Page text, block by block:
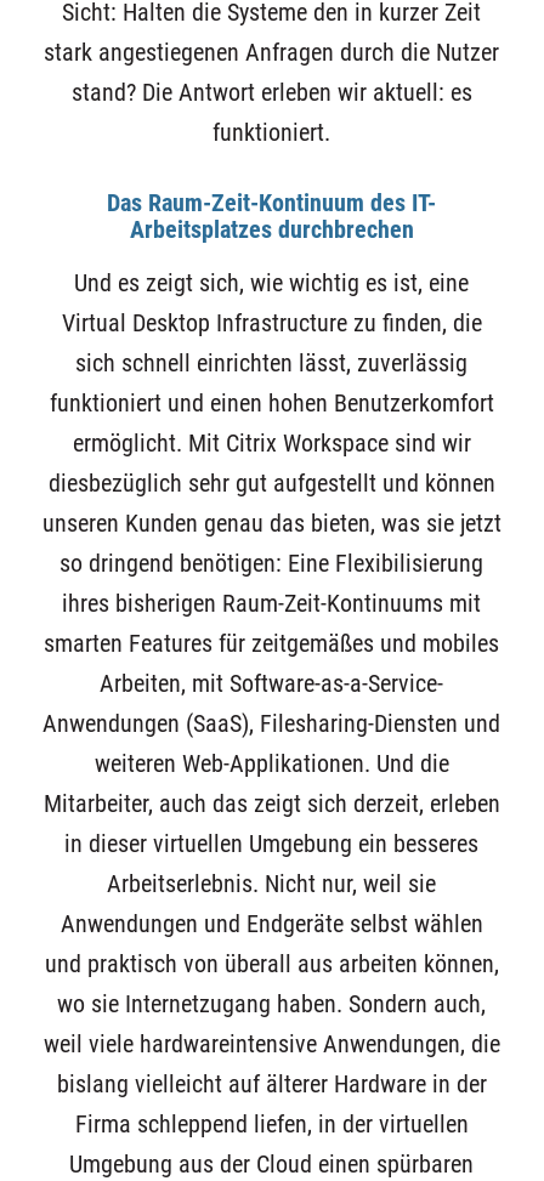
Sicht: Halten die Systeme den in kurzer Zeit
stark angestiegenen Anfragen durch die Nutzer
stand? Die Antwort erleben wir aktuell: es
funktioniert.
Das Raum-Zeit-Kontinuum des IT-
Arbeitsplatzes durchbrechen
Und es zeigt sich, wie wichtig es ist, eine
Virtual Desktop Infrastructure zu finden, die
sich schnell einrichten lässt, zuverlässig
funktioniert und einen hohen Benutzerkomfort
ermöglicht. Mit Citrix Workspace sind wir
diesbezüglich sehr gut aufgestellt und können
unseren Kunden genau das bieten, was sie jetzt
so dringend benötigen: Eine Flexibilisierung
ihres bisherigen Raum-Zeit-Kontinuums mit
smarten Features für zeitgemäßes und mobiles
Arbeiten, mit Software-as-a-Service-
Anwendungen (SaaS), Filesharing-Diensten und
weiteren Web-Applikationen. Und die
Mitarbeiter, auch das zeigt sich derzeit, erleben
in dieser virtuellen Umgebung ein besseres
Arbeitserlebnis. Nicht nur, weil sie
Anwendungen und Endgeräte selbst wählen
und praktisch von überall aus arbeiten können,
wo sie Internetzugang haben. Sondern auch,
weil viele hardwareintensive Anwendungen, die
bislang vielleicht auf älterer Hardware in der
Firma schleppend liefen, in der virtuellen
Umgebung aus der Cloud einen spürbaren